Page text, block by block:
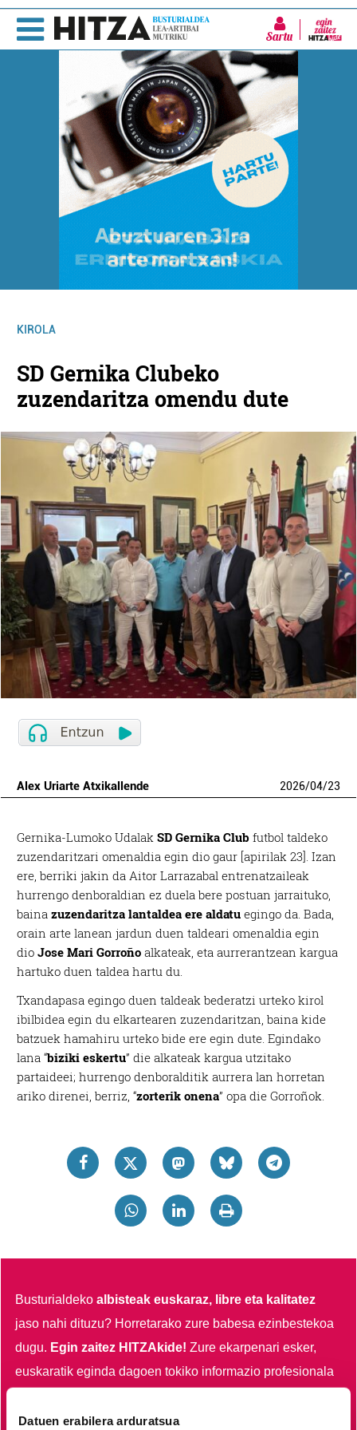
Datuen erabilera arduratsua
Sartu
KIROLA
SD Gernika Clubeko
zuzendaritza omendu dute
Alex Uriarte Atxikallende 2026/04/23
Gernika-Lumoko UdalakSD Gernika Club futbol taldeko
zuzendaritzari omenaldia egin dio gaur [apirilak 23]. Izan
ere, berriki jakin da Aitor Larrazabal entrenatzaileak
hurrengo denboraldian ez duela bere postuan jarraituko,
baina zuzendaritza lantaldea ere aldatu egingo da. Bada,
orain arte lanean jardun duen taldeari omenaldia egin
dio Jose Mari Gorroño alkateak, eta aurrerantzean kargua
hartuko duen taldea hartu du.
Txandapasa egingo duen taldeak bederatzi urteko kirol
ibilbidea egin du elkartearen zuzendaritzan, baina kide
batzuek hamahiru urteko bide ere egin dute. Egindako
lana “biziki eskertu” die alkateak kargua utzitako
partaideei; hurrengo denboralditik aurrera lan horretan
ariko direnei, berriz, “zorterik onena” opa die Gorroñok.
Busturialdekoalbisteak euskaraz, libre eta kalitatez
jaso nahi dituzu? Horretarako zure babesa ezinbestekoa
dugu. Egin zaitez HITZAkide!Zure ekarpenari esker,
euskaratik eginda dagoen tokiko informazio profesionala